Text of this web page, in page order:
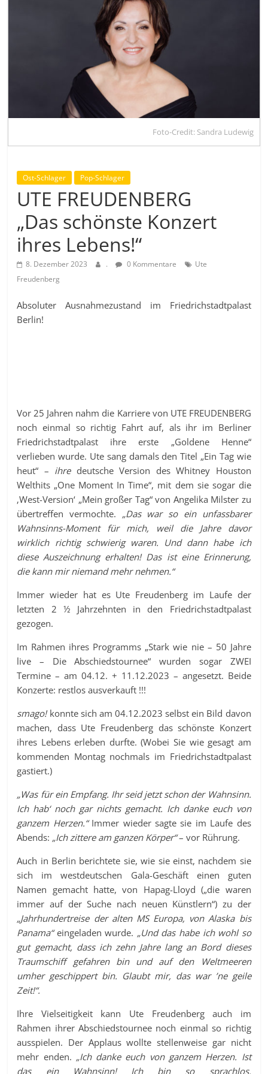
Foto-Credit: Sandra Ludewig
Ost-Schlager Pop-Schlager
UTE FREUDENBERG
„Das schönste Konzert
ihres Lebens!“
8. Dezember 2023 . 0 Kommentare
Ute
Freudenberg
Absoluter Ausnahmezustand im Friedrichstadtpalast
Berlin!
Vor 25 Jahren nahm die Karriere von UTE FREUDENBERG
noch einmal so richtig Fahrt auf, als ihr im Berliner
Friedrichstadtpalast ihre erste „Goldene Henne“
verlieben wurde. Ute sang damals den Titel „Ein Tag wie
heut“ – ihredeutsche Version des Whitney Houston
Welthits „One Moment In Time“, mit dem sie sogar die
‚West-Version‘ „Mein großer Tag“ von Angelika Milster zu
übertreffen vermochte. „Das war so ein unfassbarer
Wahnsinns-Moment für mich, weil die Jahre davor
wirklich richtig schwierig waren. Und dann habe ich
diese Auszeichnung erhalten! Das ist eine Erinnerung,
die kann mir niemand mehr nehmen.“
Immer wieder hat es Ute Freudenberg im Laufe der
letzten 2 ½ Jahrzehnten in den Friedrichstadtpalast
gezogen.
Im Rahmen ihres Programms „Stark wie nie – 50 Jahre
live – Die Abschiedstournee“ wurden sogar ZWEI
Termine – am 04.12. + 11.12.2023 – angesetzt. Beide
Konzerte: restlos ausverkauft !!!
smago!konnte sich am 04.12.2023 selbst ein Bild davon
machen, dass Ute Freudenberg das schönste Konzert
ihres Lebens erleben durfte. (Wobei Sie wie gesagt am
kommenden Montag nochmals im Friedrichstadtpalast
gastiert.)
„Was für ein Empfang. Ihr seid jetzt schon der Wahnsinn.
Ich hab‘ noch gar nichts gemacht. Ich danke euch von
ganzem Herzen.“ Immer wieder sagte sie im Laufe des
Abends: „Ich zittere am ganzen Körper“– vor Rührung.
Auch in Berlin berichtete sie, wie sie einst, nachdem sie
sich im westdeutschen Gala-Geschäft einen guten
Namen gemacht hatte, von Hapag-Lloyd („die waren
immer auf der Suche nach neuen Künstlern“) zu der
„Jahrhundertreise der alten MS Europa, von Alaska bis
Panama“eingeladen wurde. „Und das habe ich wohl so
gut gemacht, dass ich zehn Jahre lang an Bord dieses
Traumschiff gefahren bin und auf den Weltmeeren
umher geschippert bin. Glaubt mir, das war ’ne geile
Zeit!“.
Ihre Vielseitigkeit kann Ute Freudenberg auch im
Rahmen ihrer Abschiedstournee noch einmal so richtig
ausspielen. Der Applaus wollte stellenweise gar nicht
mehr enden. „Ich danke euch von ganzem Herzen. Ist
das ein Wahnsinn! Ich bin so sprachlos.